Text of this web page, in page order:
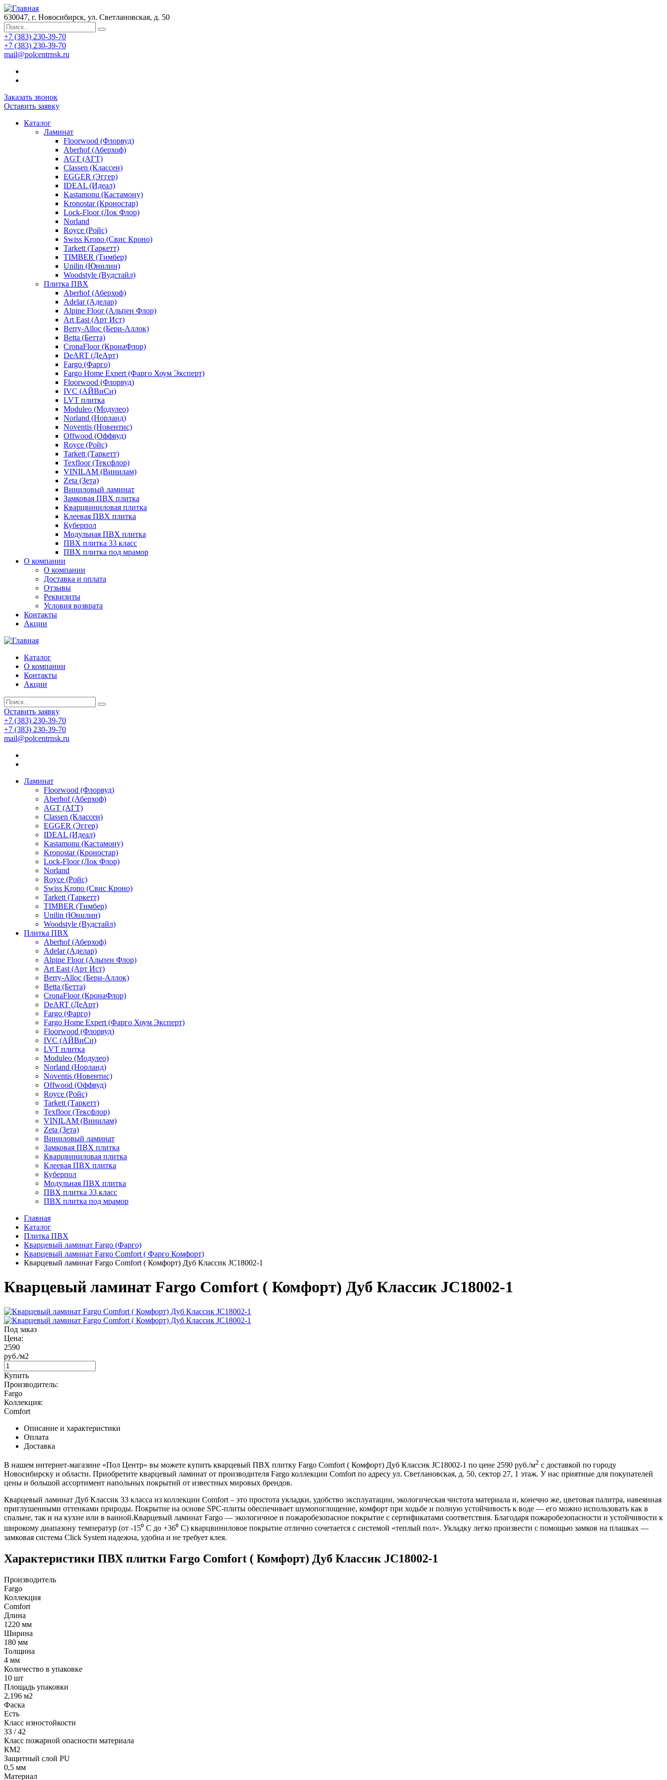
630047, г. Новосибирск, ул. Светлановская, д. 50
+7 (383) 230-39-70
+7 (383) 230-39-70
mail@polcentrnsk.ru
Заказать звонок
Оставить заявку
Каталог
Ламинат
Floorwood (Флорвуд)
Aberhof (Аберхоф)
AGT (АГТ)
Classen (Классен)
EGGER (Эггер)
IDEAL (Идеал)
Kastamonu (Кастамону)
Kronostar (Кроностар)
Lock-Floor (Лок Флор)
Norland
Royce (Ройс)
Swiss Krono (Свис Кроно)
Tarkett (Таркетт)
TIMBER (Тимбер)
Unilin (Юнилин)
Woodstyle (Вудстайл)
Плитка ПВХ
Aberhof (Аберхоф)
Adelar (Аделар)
Alpine Floor (Альпен Флор)
Art East (Арт Ист)
Berry-Alloc (Бери-Аллок)
Betta (Бетта)
CronaFloor (КронаФлор)
DeART (ДеАрт)
Fargo (Фарго)
Fargo Home Expert (Фарго Хоум Эксперт)
Floorwood (Флорвуд)
IVC (АЙВиСи)
LVT плитка
Moduleo (Модулео)
Norland (Норланд)
Noventis (Новентис)
Offwood (Оффвуд)
Royce (Ройс)
Tarkett (Таркетт)
Texfloor (Тексфлор)
VINILAM (Винилам)
Zeta (Зета)
Виниловый ламинат
Замковая ПВХ плитка
Кварцвиниловая плитка
Клеевая ПВХ плитка
Куберпол
Модульная ПВХ плитка
ПВХ плитка 33 класс
ПВХ плитка под мрамор
О компании
О компании
Доставка и оплата
Отзывы
Реквизиты
Условия возврата
Контакты
Акции
Каталог
О компании
Контакты
Акции
Оставить заявку
+7 (383) 230-39-70
+7 (383) 230-39-70
mail@polcentrnsk.ru
Ламинат
Floorwood (Флорвуд)
Aberhof (Аберхоф)
AGT (АГТ)
Classen (Классен)
EGGER (Эггер)
IDEAL (Идеал)
Kastamonu (Кастамону)
Kronostar (Кроностар)
Lock-Floor (Лок Флор)
Norland
Royce (Ройс)
Swiss Krono (Свис Кроно)
Tarkett (Таркетт)
TIMBER (Тимбер)
Unilin (Юнилин)
Woodstyle (Вудстайл)
Плитка ПВХ
Aberhof (Аберхоф)
Adelar (Аделар)
Alpine Floor (Альпен Флор)
Art East (Арт Ист)
Berry-Alloc (Бери-Аллок)
Betta (Бетта)
CronaFloor (КронаФлор)
DeART (ДеАрт)
Fargo (Фарго)
Fargo Home Expert (Фарго Хоум Эксперт)
Floorwood (Флорвуд)
IVC (АЙВиСи)
LVT плитка
Moduleo (Модулео)
Norland (Норланд)
Noventis (Новентис)
Offwood (Оффвуд)
Royce (Ройс)
Tarkett (Таркетт)
Texfloor (Тексфлор)
VINILAM (Винилам)
Zeta (Зета)
Виниловый ламинат
Замковая ПВХ плитка
Кварцвиниловая плитка
Клеевая ПВХ плитка
Куберпол
Модульная ПВХ плитка
ПВХ плитка 33 класс
ПВХ плитка под мрамор
Главная
Каталог
Плитка ПВХ
Кварцевый ламинат Fargo (Фарго)
Кварцевый ламинат Fargo Comfort ( Фарго Комфорт)
Кварцевый ламинат Fargo Comfort ( Комфорт) Дуб Классик JC18002-1
Кварцевый ламинат Fargo Comfort ( Комфорт) Дуб Классик JC18002-1
Под заказ
Цена:
2590
руб./м2
Купить
Производитель:
Fargo
Коллекция:
Comfort
Описание и характеристики
Оплата
Доставка
В нашем интернет-магазине «Пол Центр» вы можете купить кварцевый ПВХ плитку Fargo Comfort ( Комфорт) Дуб Классик JC18002-1 по цене 2590 руб./м2 с доставкой по городу
Новосибирску и области. Приобретите кварцевый ламинат от производителя Fargo коллекции Comfort по адресу ул. Светлановская, д. 50, сектор 27, 1 этаж. У нас приятные для покупателей
цены и большой ассортимент напольных покрытий от известных мировых брендов.
Кварцевый ламинат Дуб Классик 33 класса из коллекции Comfort – это простота укладки, удобство эксплуатации, экологическая чистота материала и, конечно же, цветовая палитра, навеянная
приглушенными оттенками природы. Покрытие на основе SPC-плиты обеспечивает шумопоглощение, комфорт при ходьбе и полную устойчивость к воде — его можно использовать как в
спальне, так и на кухне или в ванной.Кварцевый ламинат Fargo — экологичное и пожаробезопасное покрытие с сертификатами соответствия. Благодаря пожаробезопасности и устойчивости к
широкому диапазону температур (от -15⁰ С до +36⁰ С) кварцвиниловое покрытие отлично сочетается с системой «теплый пол». Укладку легко произвести с помощью замков на плашках —
замковая система Click System надежна, удобна и не требует клея.
Характеристики ПВХ плитки Fargo Comfort ( Комфорт) Дуб Классик JC18002-1
Производитель
Fargo
Коллекция
Comfort
Длина
1220 мм
Ширина
180 мм
Толщина
4 мм
Количество в упаковке
10 шт
Площадь упаковки
2,196 м2
Фаска
Есть
Класс изностойкости
33 / 42
Класс пожарной опасности материала
КМ2
Защитный слой PU
0,5 мм
Материал